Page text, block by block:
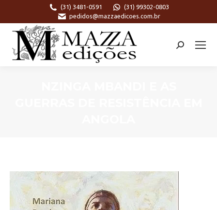
(31) 3481-0591
(31) 99302-0803
pedidos@mazzaedicoes.com.br
Search: